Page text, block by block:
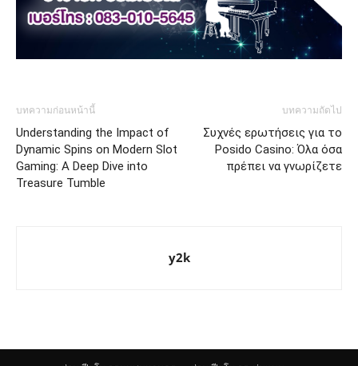
บทความก่อนหน้านี้
Understanding the Impact of
Dynamic Spins on Modern Slot
Gaming: A Deep Dive into
Treasure Tumble
บทความถัดไป
Συχνές ερωτήσεις για το
Posido Casino: Όλα όσα
πρέπει να γνωρίζετε
y2k